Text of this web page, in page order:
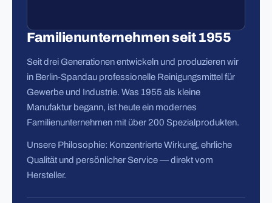
Familienunternehmen seit 1955
Seit drei Generationen entwickeln und produzieren wir
in Berlin-Spandau professionelle Reinigungsmittel für
Gewerbe und Industrie. Was 1955 als kleine
Manufaktur begann, ist heute ein modernes
Familienunternehmen mit über 200 Spezialprodukten.
Unsere Philosophie: Konzentrierte Wirkung, ehrliche
Qualität und persönlicher Service — direkt vom
Hersteller.